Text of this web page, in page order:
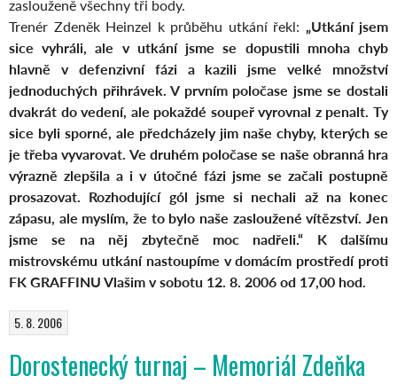
zaslouženě všechny tři body.
Trenér Zdeněk Heinzel k průběhu utkání řekl: „Utkání jsem
sice vyhráli, ale v utkání jsme se dopustili mnoha chyb
hlavně v defenzivní fázi a kazili jsme velké množství
jednoduchých přihrávek. V prvním poločase jsme se dostali
dvakrát do vedení, ale pokaždé soupeř vyrovnal z penalt. Ty
sice byli sporné, ale předcházely jim naše chyby, kterých se
je třeba vyvarovat. Ve druhém poločase se naše obranná hra
výrazně zlepšila a i v útočné fázi jsme se začali postupně
prosazovat. Rozhodující gól jsme si nechali až na konec
zápasu, ale myslím, že to bylo naše zasloužené vítězství. Jen
jsme se na něj zbytečně moc nadřeli.“
K dalšímu
mistrovskému utkání nastoupíme v domácím prostředí proti
FK GRAFFINU Vlašim v sobotu 12. 8. 2006 od 17,00 hod.
5. 8. 2006
Dorostenecký turnaj – Memoriál Zdeňka